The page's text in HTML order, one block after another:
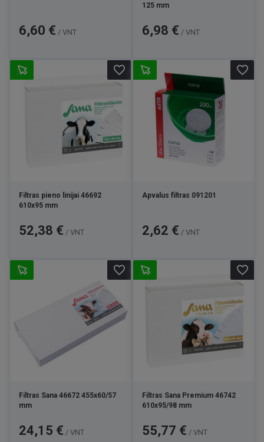
Kaina
6,60 € / VNT
125 mm
Kaina
6,98 € / VNT
Filtras pieno linijai 46692
610x95 mm
Kaina
52,38 € / VNT
favorite_border
Apvalus filtras 091201
Kaina
2,62 € / VNT
favorite_border
Filtras Sana 46672 455x60/57
mm
Kaina
24,15 € / VNT
favorite_border
Filtras Sana Premium 46742
610x95/98 mm
Kaina
55,77 € / VNT
favorite_border